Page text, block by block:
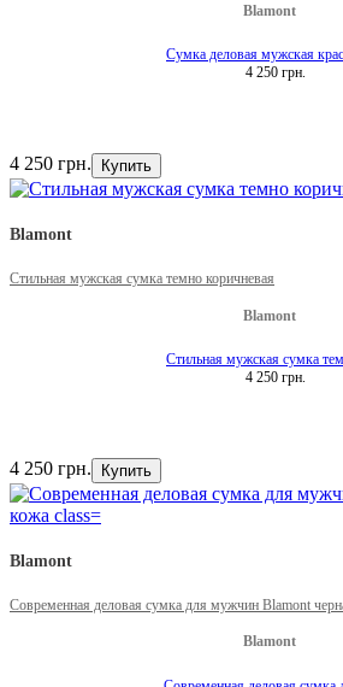
Blamont
Сумка деловая мужская
4 250 грн.
4 250 грн. Купить
Blamont
Стильная мужская сумка темно коричневая
Blamont
Стильная мужская сумка
4 250 грн.
4 250 грн. Купить
Blamont
Современная деловая сумка для мужчин Blamont
Blamont